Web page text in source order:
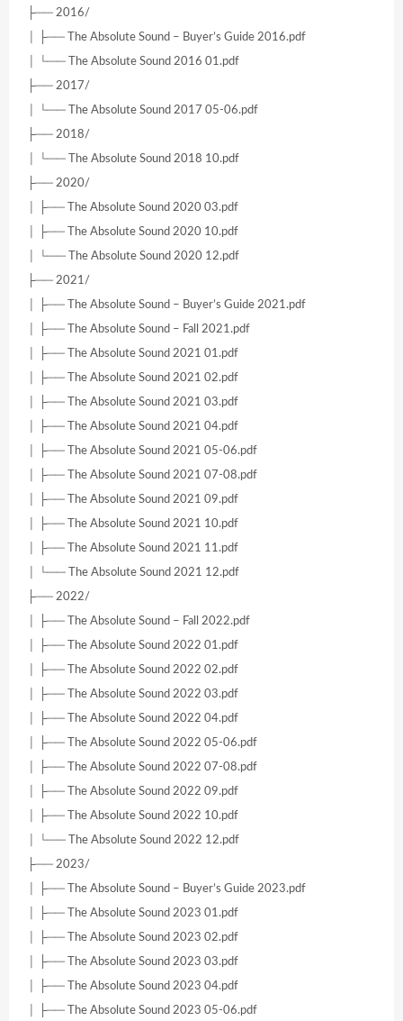
├── 2016/
│ ├── The Absolute Sound – Buyer’s Guide 2016.pdf
│ └── The Absolute Sound 2016 01.pdf
├── 2017/
│ └── The Absolute Sound 2017 05-06.pdf
├── 2018/
│ └── The Absolute Sound 2018 10.pdf
├── 2020/
│ ├── The Absolute Sound 2020 03.pdf
│ ├── The Absolute Sound 2020 10.pdf
│ └── The Absolute Sound 2020 12.pdf
├── 2021/
│ ├── The Absolute Sound – Buyer’s Guide 2021.pdf
│ ├── The Absolute Sound – Fall 2021.pdf
│ ├── The Absolute Sound 2021 01.pdf
│ ├── The Absolute Sound 2021 02.pdf
│ ├── The Absolute Sound 2021 03.pdf
│ ├── The Absolute Sound 2021 04.pdf
│ ├── The Absolute Sound 2021 05-06.pdf
│ ├── The Absolute Sound 2021 07-08.pdf
│ ├── The Absolute Sound 2021 09.pdf
│ ├── The Absolute Sound 2021 10.pdf
│ ├── The Absolute Sound 2021 11.pdf
│ └── The Absolute Sound 2021 12.pdf
├── 2022/
│ ├── The Absolute Sound – Fall 2022.pdf
│ ├── The Absolute Sound 2022 01.pdf
│ ├── The Absolute Sound 2022 02.pdf
│ ├── The Absolute Sound 2022 03.pdf
│ ├── The Absolute Sound 2022 04.pdf
│ ├── The Absolute Sound 2022 05-06.pdf
│ ├── The Absolute Sound 2022 07-08.pdf
│ ├── The Absolute Sound 2022 09.pdf
│ ├── The Absolute Sound 2022 10.pdf
│ └── The Absolute Sound 2022 12.pdf
├── 2023/
│ ├── The Absolute Sound – Buyer’s Guide 2023.pdf
│ ├── The Absolute Sound 2023 01.pdf
│ ├── The Absolute Sound 2023 02.pdf
│ ├── The Absolute Sound 2023 03.pdf
│ ├── The Absolute Sound 2023 04.pdf
│ ├── The Absolute Sound 2023 05-06.pdf